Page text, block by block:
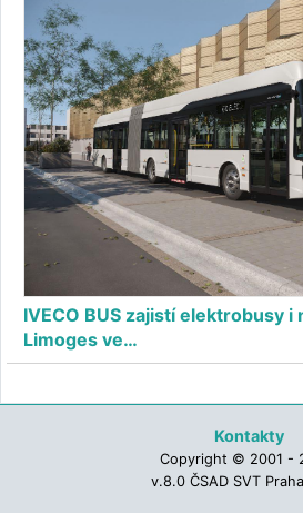
IVECO BUS zajistí elektrobusy i
Limoges ve…
Kontakty
Copyright © 2001 -
v.8.0 ČSAD SVT